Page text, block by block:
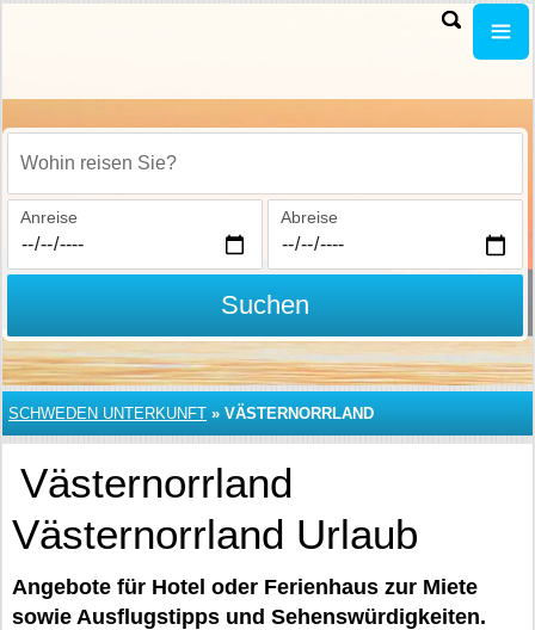
Wohin reisen Sie?
Anreise Abreise
Suchen
SCHWEDEN UNTERKUNFT » VÄSTERNORRLAND
Västernorrland
Västernorrland Urlaub
Angebote für Hotel oder Ferienhaus zur Miete
sowie Ausflugstipps und Sehenswürdigkeiten.